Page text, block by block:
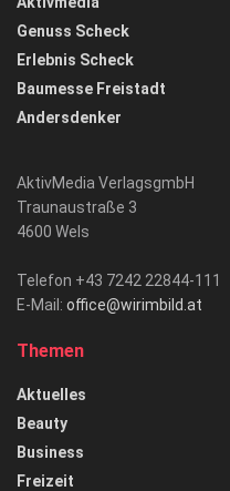
Genuss Scheck
Erlebnis Scheck
Baumesse Freistadt
Andersdenker
AktivMedia VerlagsgmbH
Traunaustraße 3
4600 Wels
Telefon +43 7242 22844-111
E-Mail: office@wirimbild.at
Themen
Aktuelles
Beauty
Business
Freizeit